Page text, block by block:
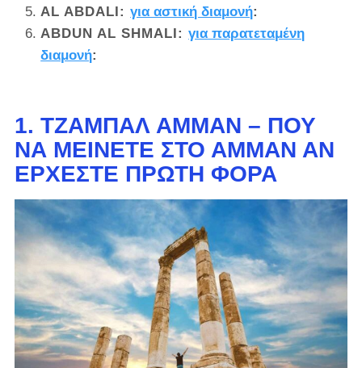
AL ABDALI :για αστική διαμονή:
ABDUN AL SHMALI :για παρατεταμένη
διαμονή:
1. ΤΖΑΜΠΆΛ ΑΜΜΆΝ – ΠΟΎ
ΝΑ ΜΕΊΝΕΤΕ ΣΤΟ ΑΜΜΆΝ ΑΝ
ΈΡΧΕΣΤΕ ΠΡΏΤΗ ΦΟΡΆ